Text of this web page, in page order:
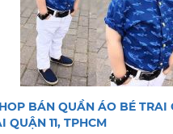
BÁN QUẦN ÁO BÉ TRAI
QUẬN 11, TPHCM